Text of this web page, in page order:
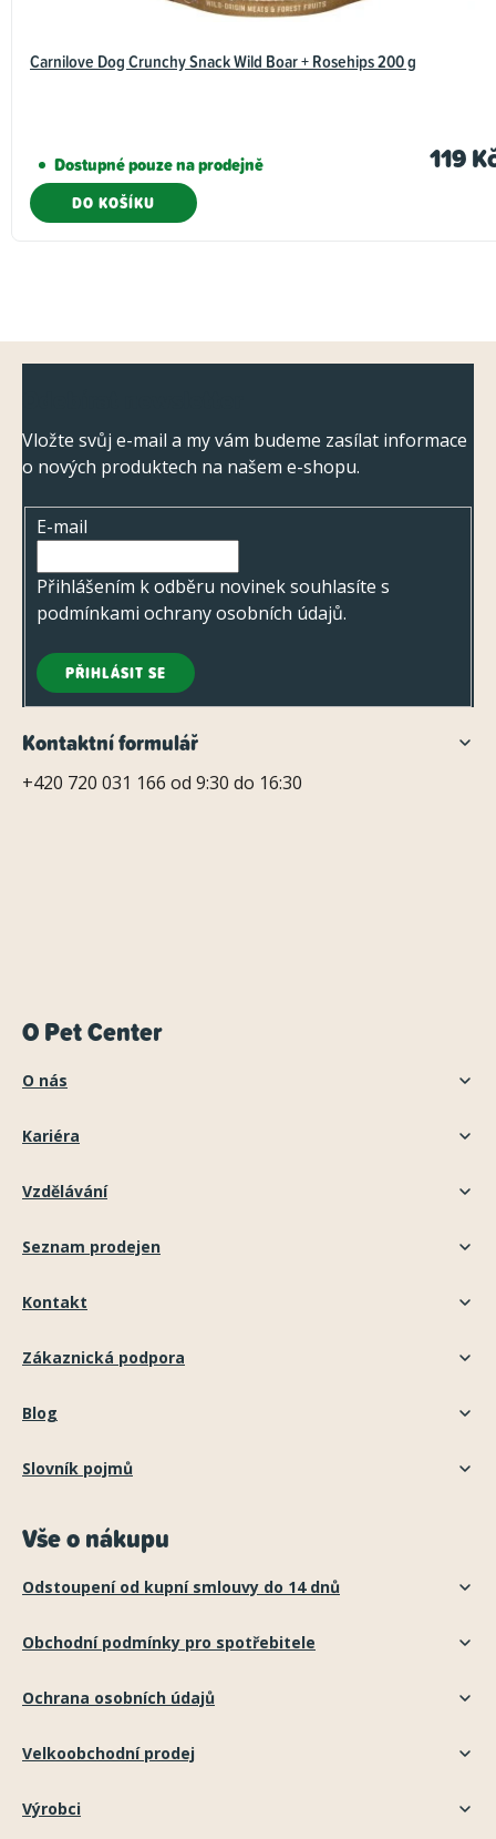
Carnilove Dog Crunchy Snack Wild Boar + Rosehips 200 g
Dostupné pouze na prodejně 119
DO KOŠÍKU
Vložte svůj e-mail a my vám budeme zasílat informace
o nových produktech na našem e-shopu.
E-mail
Přihlášením k odběru novinek souhlasíte s
podmínkami ochrany osobních údajů.
PŘIHLÁSIT SE
Kontaktní formulář
+420 720 031 166 od 9:30 do 16:30
O Pet Center
O nás
Kariéra
Vzdělávání
Seznam prodejen
Kontakt
Zákaznická podpora
Blog
Slovník pojmů
Vše o nákupu
Odstoupení od kupní smlouvy do 14 dnů
Obchodní podmínky pro spotřebitele
Ochrana osobních údajů
Velkoobchodní prodej
Výrobci